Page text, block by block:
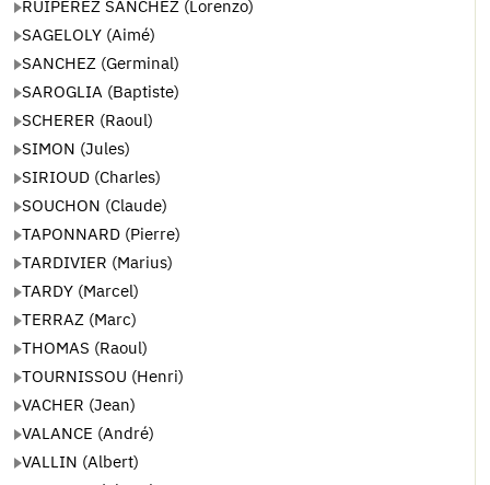
RUIPEREZ SANCHEZ (Lorenzo)
SAGELOLY (Aimé)
SANCHEZ (Germinal)
SAROGLIA (Baptiste)
SCHERER (Raoul)
SIMON (Jules)
SIRIOUD (Charles)
SOUCHON (Claude)
TAPONNARD (Pierre)
TARDIVIER (Marius)
TARDY (Marcel)
TERRAZ (Marc)
THOMAS (Raoul)
TOURNISSOU (Henri)
VACHER (Jean)
VALANCE (André)
VALLIN (Albert)